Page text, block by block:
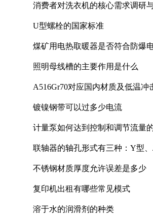
消费者对洗衣机的核心需求调研
U型螺栓的国家标准
煤矿用电热取暖器是否符合防爆
照明母线槽的主要作用是什么
A516Gr70对应国内材质及低温冲
镀镍钢带可以过多少电流
计量泵如何达到控制和调节流量
联轴器的轴孔形式有三种：Y型
不锈钢材质厚度允许误差是多少
复印机出租有哪些常见模式
溶于水的润滑剂的种类